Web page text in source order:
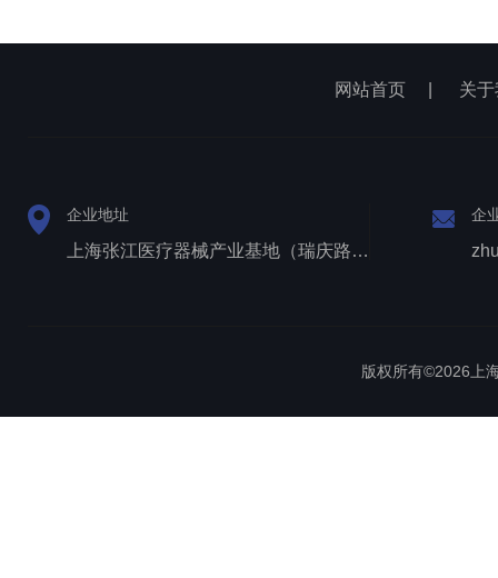
网站首页 关
企业地址
上海张江医疗器械产业基地（瑞庆路528号）
企
版权所有©2026